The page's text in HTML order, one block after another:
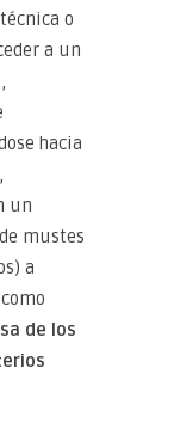
o
a un
hacia
un
mustes
a
de los